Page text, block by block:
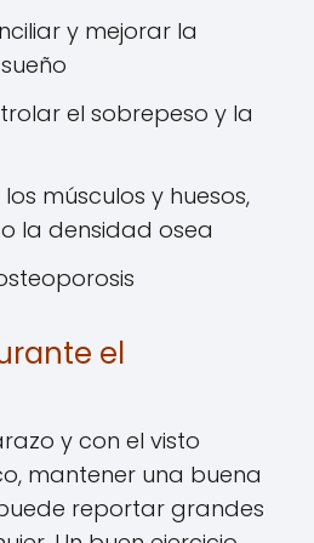
y mejorar la
el sobrepeso y la
músculos y huesos,
la densidad osea
el
y con el visto
mantener una buena
reportar grandes